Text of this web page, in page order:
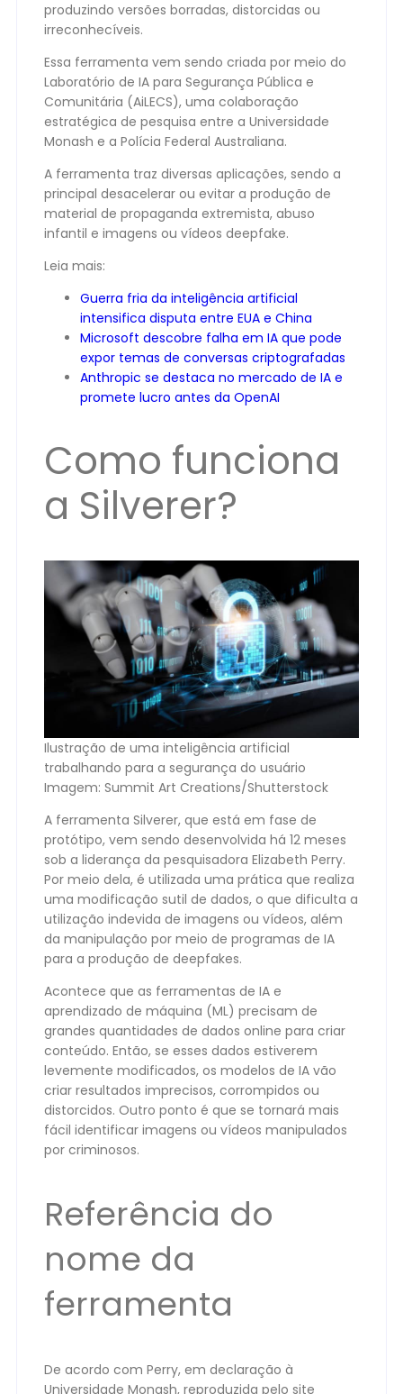
produzindo versões borradas, distorcidas ou
irreconhecíveis.
Essa ferramenta vem sendo criada por meio do
Laboratório de IA para Segurança Pública e
Comunitária (AiLECS), uma colaboração
estratégica de pesquisa entre a Universidade
Monash e a Polícia Federal Australiana.
A ferramenta traz diversas aplicações, sendo a
principal desacelerar ou evitar a produção de
material de propaganda extremista, abuso
infantil e imagens ou vídeos deepfake.
Leia mais:
Guerra fria da inteligência artificial
intensifica disputa entre EUA e China
Microsoft descobre falha em IA que pode
expor temas de conversas criptografadas
Anthropic se destaca no mercado de IA e
promete lucro antes da OpenAI
Como funciona
a Silverer?
Ilustração de uma inteligência artificial
trabalhando para a segurança do usuário
Imagem: Summit Art Creations/Shutterstock
A ferramenta Silverer, que está em fase de
protótipo, vem sendo desenvolvida há 12 meses
sob a liderança da pesquisadora Elizabeth Perry.
Por meio dela, é utilizada uma prática que realiza
uma modificação sutil de dados, o que dificulta a
utilização indevida de imagens ou vídeos, além
da manipulação por meio de programas de IA
para a produção de deepfakes.
Acontece que as ferramentas de IA e
aprendizado de máquina (ML) precisam de
grandes quantidades de dados online para criar
conteúdo. Então, se esses dados estiverem
levemente modificados, os modelos de IA vão
criar resultados imprecisos, corrompidos ou
distorcidos. Outro ponto é que se tornará mais
fácil identificar imagens ou vídeos manipulados
por criminosos.
Referência do
nome da
ferramenta
De acordo com Perry, em declaração à
Universidade Monash, reproduzida pelo site